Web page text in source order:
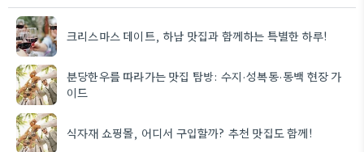
크리스마스 데이트, 하남 맛집과 함께하는 특별한 하루!
분당한우를 따라가는 맛집 탐방: 수지·성복동·동백 현장 가
이드
식자재 쇼핑몰, 어디서 구입할까? 추천 맛집도 함께!